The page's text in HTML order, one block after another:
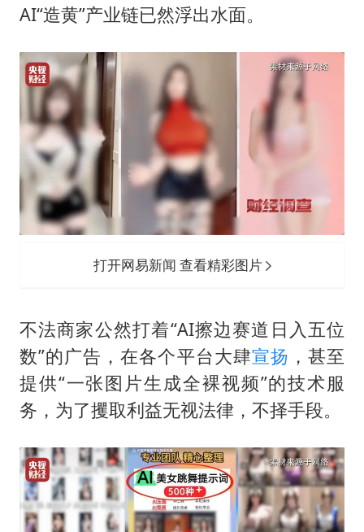
浙江台州《告全体市民书》
梁家辉：到内地拍戏不是北上是回归
梁家辉百花奖演讲落泪
AI“造黄”产业链已然浮出水面。
打开网易新闻 查看精彩图片
不法商家公然打着“AI擦边赛道日入五位
数”的广告，在各个平台大肆宣扬 ，甚至
提供“一张图片生成全裸视频”的技术服
务，为了攫取利益无视法律，不择手段。